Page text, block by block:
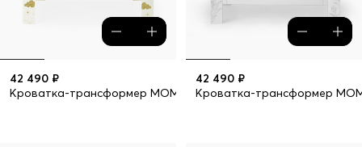
42 490 ₽
Кроватка-трансформер MOMMY LOVE
42 490 ₽
Кроватка-трансформер